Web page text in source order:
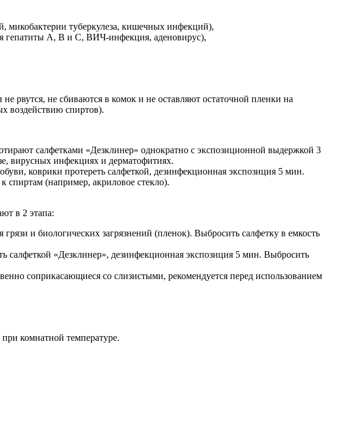
микобактерии туберкулеза, кишечных инфекций),
гепатиты А, В и С, ВИЧ-инфекция, аденовирус),
не сбиваются в комок и не оставляют остаточной пленки на
воздействию спиртов).
салфетками «Дезклинер» однократно с экспозиционной выдержкой 3
вирусных инфекциях и дерматофитиях.
коврики протереть салфеткой, дезинфекционная экспозиция 5 мин.
(например, акриловое стекло).
в 2 этапа:
и биологических загрязнений (пленок). Выбросить салфетку в емкость
салфеткой «Дезклинер», дезинфекционная экспозиция 5 мин. Выбросить
соприкасающиеся со слизистыми, рекомендуется перед использованием
комнатной температуре.